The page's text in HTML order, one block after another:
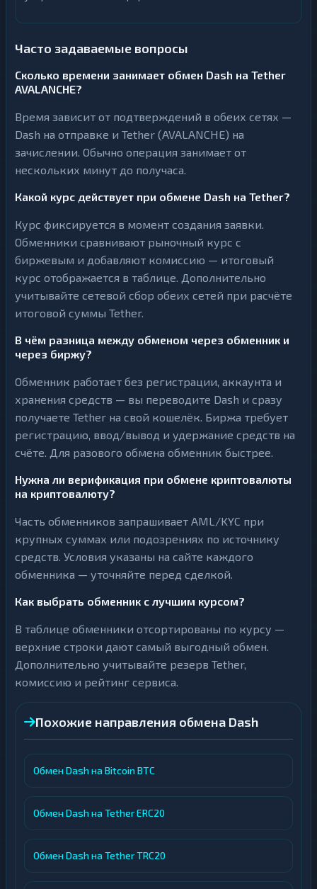
Часто задаваемые вопросы
Сколько времени занимает обмен Dash на Tether
AVALANCHE?
Время зависит от подтверждений в обеих сетях —
Dash на отправке и Tether (AVALANCHE) на
зачислении. Обычно операция занимает от
нескольких минут до получаса.
Какой курс действует при обмене Dash на Tether?
Курс фиксируется в момент создания заявки.
Обменники сравнивают рыночный курс с
биржевым и добавляют комиссию — итоговый
курс отображается в таблице. Дополнительно
учитывайте сетевой сбор обеих сетей при расчёте
итоговой суммы Tether.
В чём разница между обменом через обменник и
через биржу?
Обменник работает без регистрации, аккаунта и
хранения средств — вы переводите Dash и сразу
получаете Tether на свой кошелёк. Биржа требует
регистрацию, ввод/вывод и удержание средств на
счёте. Для разового обмена обменник быстрее.
Нужна ли верификация при обмене криптовалюты
на криптовалюту?
Часть обменников запрашивает AML/KYC при
крупных суммах или подозрениях по источнику
средств. Условия указаны на сайте каждого
обменника — уточняйте перед сделкой.
Как выбрать обменник с лучшим курсом?
В таблице обменники отсортированы по курсу —
верхние строки дают самый выгодный обмен.
Дополнительно учитывайте резерв Tether,
комиссию и рейтинг сервиса.
Похожие направления обмена Dash
Обмен Dash на Bitcoin BTC
Обмен Dash на Tether ERC20
Обмен Dash на Tether TRC20